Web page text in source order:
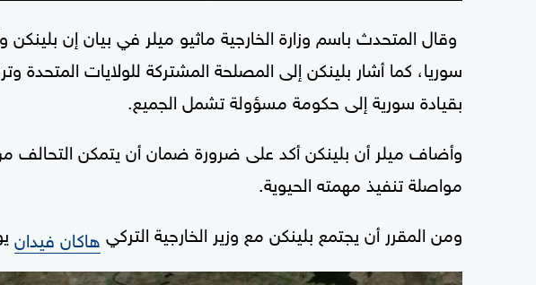
وقال المتحدث باسم وزارة الخارجية ماثيو ميلر في بيان إن
سوريا، كما أشار بلينكن إلى المصلحة المشتركة للولايات المتحدة
بقيادة سورية إلى حكومة مسؤولة تشمل الجميع.
وأضاف ميلر أن بلينكن أكد على ضرورة ضمان أن يتمكن
مواصلة تنفيذ مهمته الحيوية.
ومن المقرر أن يجتمع بلينكن مع وزير الخارجية التركي هاكان فيدان